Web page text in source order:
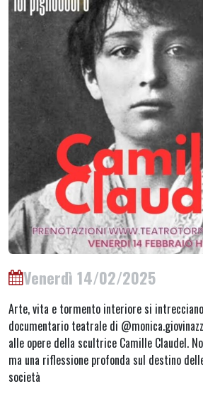
Venerdì 14/02/2025
Arte, vita e tormento interiore si
documentario teatrale di
alle opere della scultrice Camille Claudel.
ma una riflessione profonda sul destino
società